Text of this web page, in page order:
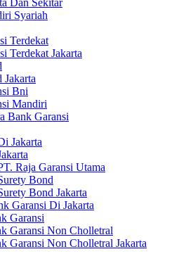
Syariah
Terdekat
Terdekat Jakarta
Bni
Mandiri
Bank Garansi
Jakarta
Raja Garansi Utama
Bond
Bond Jakarta
Garansi Di Jakarta
Garansi
Garansi Non Cholletral
Garansi Non Cholletral Jakarta